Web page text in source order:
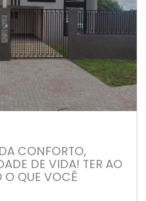
CONFORTO,
DE VIDA! TER AO
O QUE VOCÊ